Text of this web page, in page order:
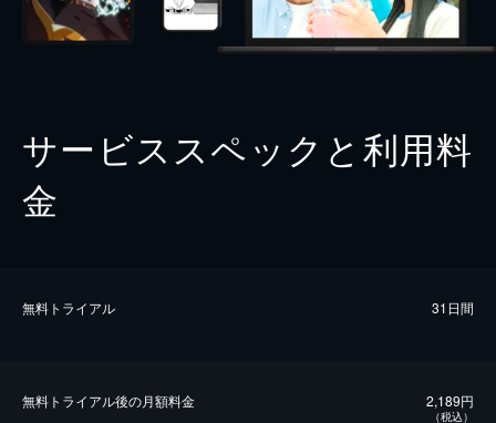
サービススペックと利用料
金
無料トライアル 31日間
無料トライアル後の⽉額料金 2,189円
（税込）